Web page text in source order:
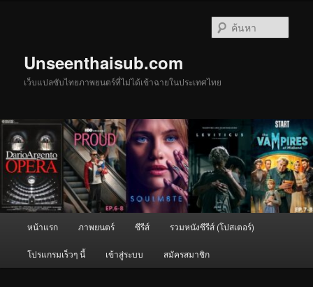
Unseenthaisub.com
เว็บแปลซับไทยภาพยนตร์ที่ไม่ได้เข้าฉายในประเทศไทย
หน้าแรก ภาพยนตร์ ซีรีส์ รวมหนังซีรีส์ (โปสเตอร์)
โปรแกรมเร็วๆ นี้ เข้าสู่ระบบ สมัครสมาชิก